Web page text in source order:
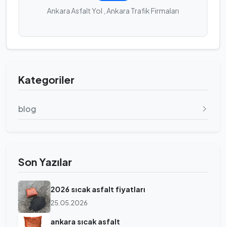
Ankara Asfalt Yol , Ankara Trafik Firmaları
Kategoriler
blog
Son Yazılar
2026 sıcak asfalt fiyatları
25.05.2026
ankara sıcak asfalt